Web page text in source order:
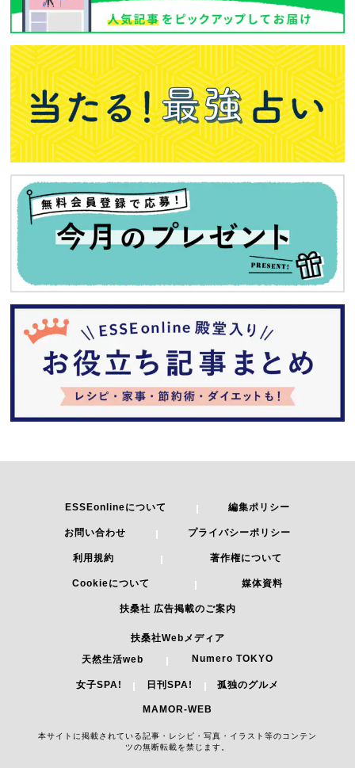
ESSEonlineについて 編集ポリシー
お問い合わせ プライバシーポリシー
利用規約 著作権について
Cookieについて 媒体資料
扶桑社 広告掲載のご案内
扶桑社Webメディア
天然生活web
Numero TOKYO
女子SPA! 日刊SPA! 孤独のグルメ
MAMOR-WEB
本サイトに掲載されている記事・レシピ・写真・イラスト等のコンテン
ツの無断転載を禁じます。